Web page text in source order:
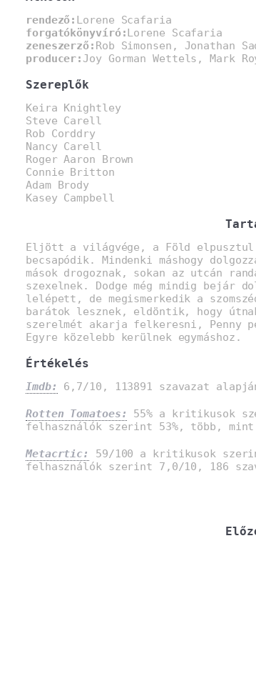
rendező: Lorene Scafaria
forgatókönyvíró:Lorene Scafaria
zeneszerző: Rob Simonsen, Jonathan
producer: Joy Gorman Wettels, Mark
Szereplők
Keira Knightley
Steve Carell
Rob Corddry
Nancy Carell
Roger Aaron Brown
Connie Britton
Adam Brody
Kasey Campbell
Eljött a világvége, a Föld elpusztul
becsapódik. Mindenki máshogy
mások drogoznak, sokan az utcán
szexelnek. Dodge még mindig bejár
lelépett, de megismerkedik a
barátok lesznek, eldöntik, hogy
szerelmét akarja felkeresni, Penny
Egyre közelebb kerülnek egymáshoz.
Értékelés
Imdb: 6,7/10, 113891 szavazat
Rotten Tomatoes:
55% a kritikusok
felhasználók szerint 53%, több, mint
Metacrtic:
59/100 a kritikusok
felhasználók szerint 7,0/10, 186